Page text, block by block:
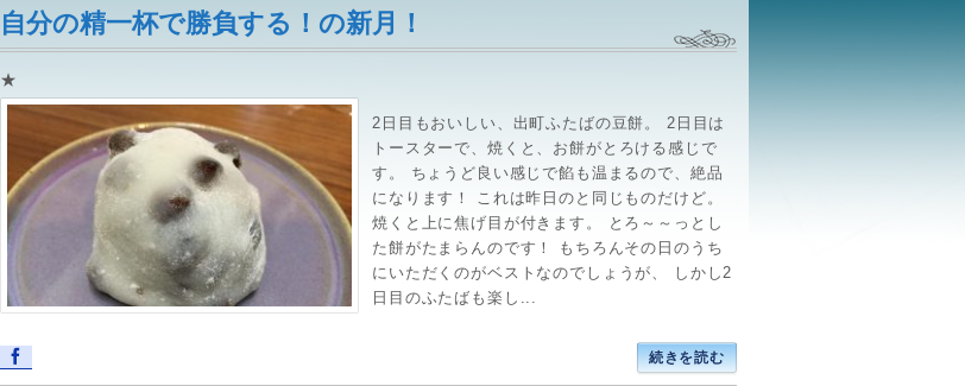
自分の精一杯で勝負する！の新月！
★
2日目もおいしい、出町ふたばの豆餅。 2日目は
トースターで、焼くと、お餅がとろける感じで
す。 ちょうど良い感じで餡も温まるので、絶品
になります！ これは昨日のと同じものだけど。
焼くと上に焦げ目が付きます。 とろ～～っとし
た餅がたまらんのです！ もちろんその日のうち
にいただくのがベストなのでしょうが、 しかし2
日目のふたばも楽し...
続きを読む